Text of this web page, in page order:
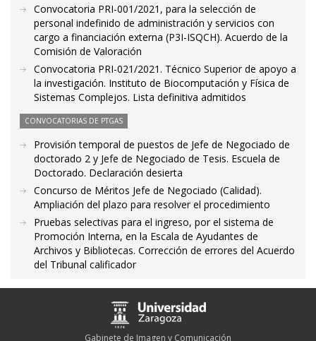
Convocatoria PRI-001/2021, para la selección de
personal indefinido de administración y servicios con
cargo a financiación externa (P3I-ISQCH). Acuerdo de la
Comisión de Valoración
Convocatoria PRI-021/2021. Técnico Superior de apoyo a
la investigación. Instituto de Biocomputación y Física de
Sistemas Complejos. Lista definitiva admitidos
CONVOCATORIAS DE PTGAS
Provisión temporal de puestos de Jefe de Negociado de
doctorado 2 y Jefe de Negociado de Tesis. Escuela de
Doctorado. Declaración desierta
Concurso de Méritos Jefe de Negociado (Calidad).
Ampliación del plazo para resolver el procedimiento
Pruebas selectivas para el ingreso, por el sistema de
Promoción Interna, en la Escala de Ayudantes de
Archivos y Bibliotecas. Corrección de errores del Acuerdo
del Tribunal calificador
Gabinete de Imagen y Comunicación